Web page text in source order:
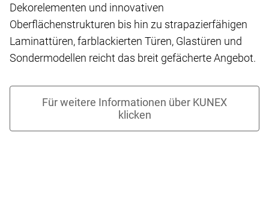
Dekorelementen und innovativen
Oberflächenstrukturen bis hin zu strapazierfähigen
Laminattüren, farblackierten Türen, Glastüren und
Sondermodellen reicht das breit gefächerte Angebot.